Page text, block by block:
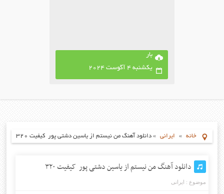
بار
یکشنبه 4 آگوست 2024
خانه » ایرانی »دانلود آهنگ من نیستم از یاسین دشتی پور کیفیت ۳۲۰
دانلود آهنگ من نیستم از یاسین دشتی پور کیفیت ۳۲۰
موضوع : ایرانی